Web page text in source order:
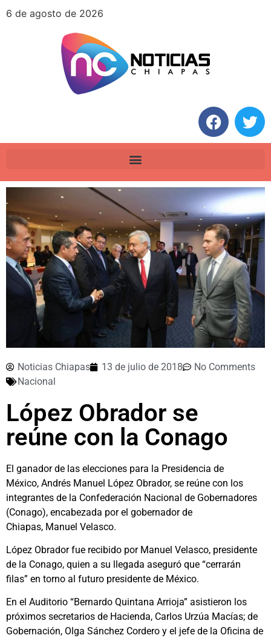
6 de agosto de 2026
Noticias Chiapas 13 de julio de 2018
No Comments
Nacional
López Obrador se
reúne con la Conago
El ganador de las elecciones para la Presidencia de
México, Andrés Manuel López Obrador, se reúne con los
integrantes de la Confederación Nacional de Gobernadores
(Conago), encabezada por el gobernador de
Chiapas, Manuel Velasco.
López Obrador fue recibido por Manuel Velasco, presidente
de la Conago, quien a su llegada aseguró que “cerrarán
filas” en torno al futuro presidente de México.
En el Auditorio “Bernardo Quintana Arrioja” asistieron los
próximos secretarios de Hacienda, Carlos Urzúa Macías; de
Gobernación, Olga Sánchez Cordero y el jefe de la Oficina de